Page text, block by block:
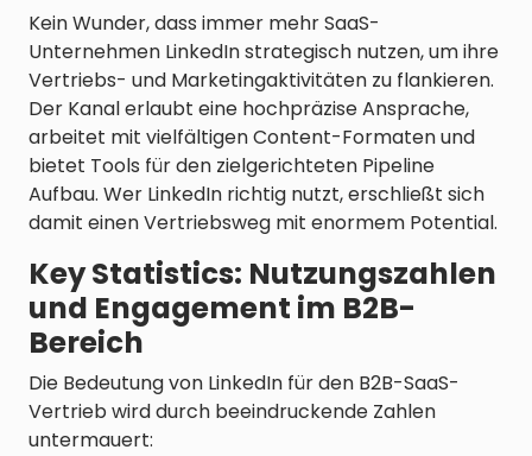
Kein Wunder, dass immer mehr SaaS-
Unternehmen LinkedIn strategisch nutzen, um ihre
Vertriebs- und Marketingaktivitäten zu flankieren.
Der Kanal erlaubt eine hochpräzise Ansprache,
arbeitet mit vielfältigen Content-Formaten und
bietet Tools für den zielgerichteten Pipeline
Aufbau. Wer LinkedIn richtig nutzt, erschließt sich
damit einen Vertriebsweg mit enormem Potential.
Key Statistics: Nutzungszahlen
und Engagement im B2B-
Bereich
Die Bedeutung von LinkedIn für den B2B-SaaS-
Vertrieb wird durch beeindruckende Zahlen
untermauert: